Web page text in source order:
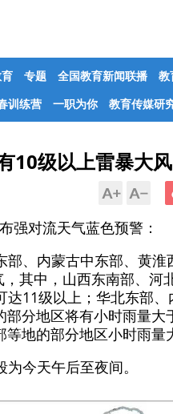
专题 全国教育新闻联播 教
训练营 一职为你 教育传媒研
10级以上雷暴大风
强对流天气蓝色预警：
、内蒙古中东部、黄淮
其中，山西东南部、河
11级以上；华北东部
分地区将有小时雨量大
地的部分地区小时雨量
今天午后至夜间。